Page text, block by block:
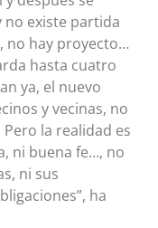
no existe partida
no hay proyecto…
hasta cuatro
ya, el nuevo
y vecinas, no
la realidad es
ni buena fe…, no
ni sus
ha